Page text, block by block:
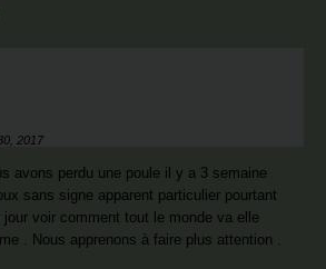
2017
avons perdu une poule il y a 3 semaine
sans signe apparent particulier pourtant
voir comment tout le monde va elle
. Nous apprenons à faire plus attention .